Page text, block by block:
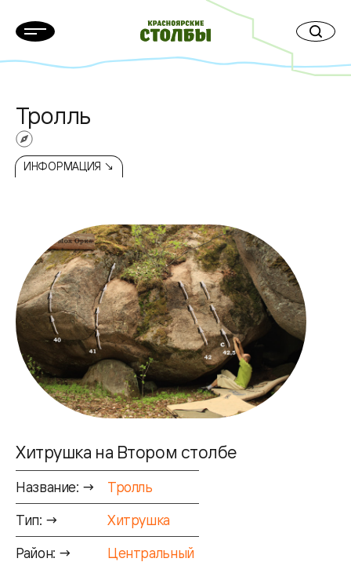
Тролль
ИНФОРМАЦИЯ ↘
Хитрушка на Втором столбе
Название: →
Тролль
Тип: →
Хитрушка
Район: →
Центральный